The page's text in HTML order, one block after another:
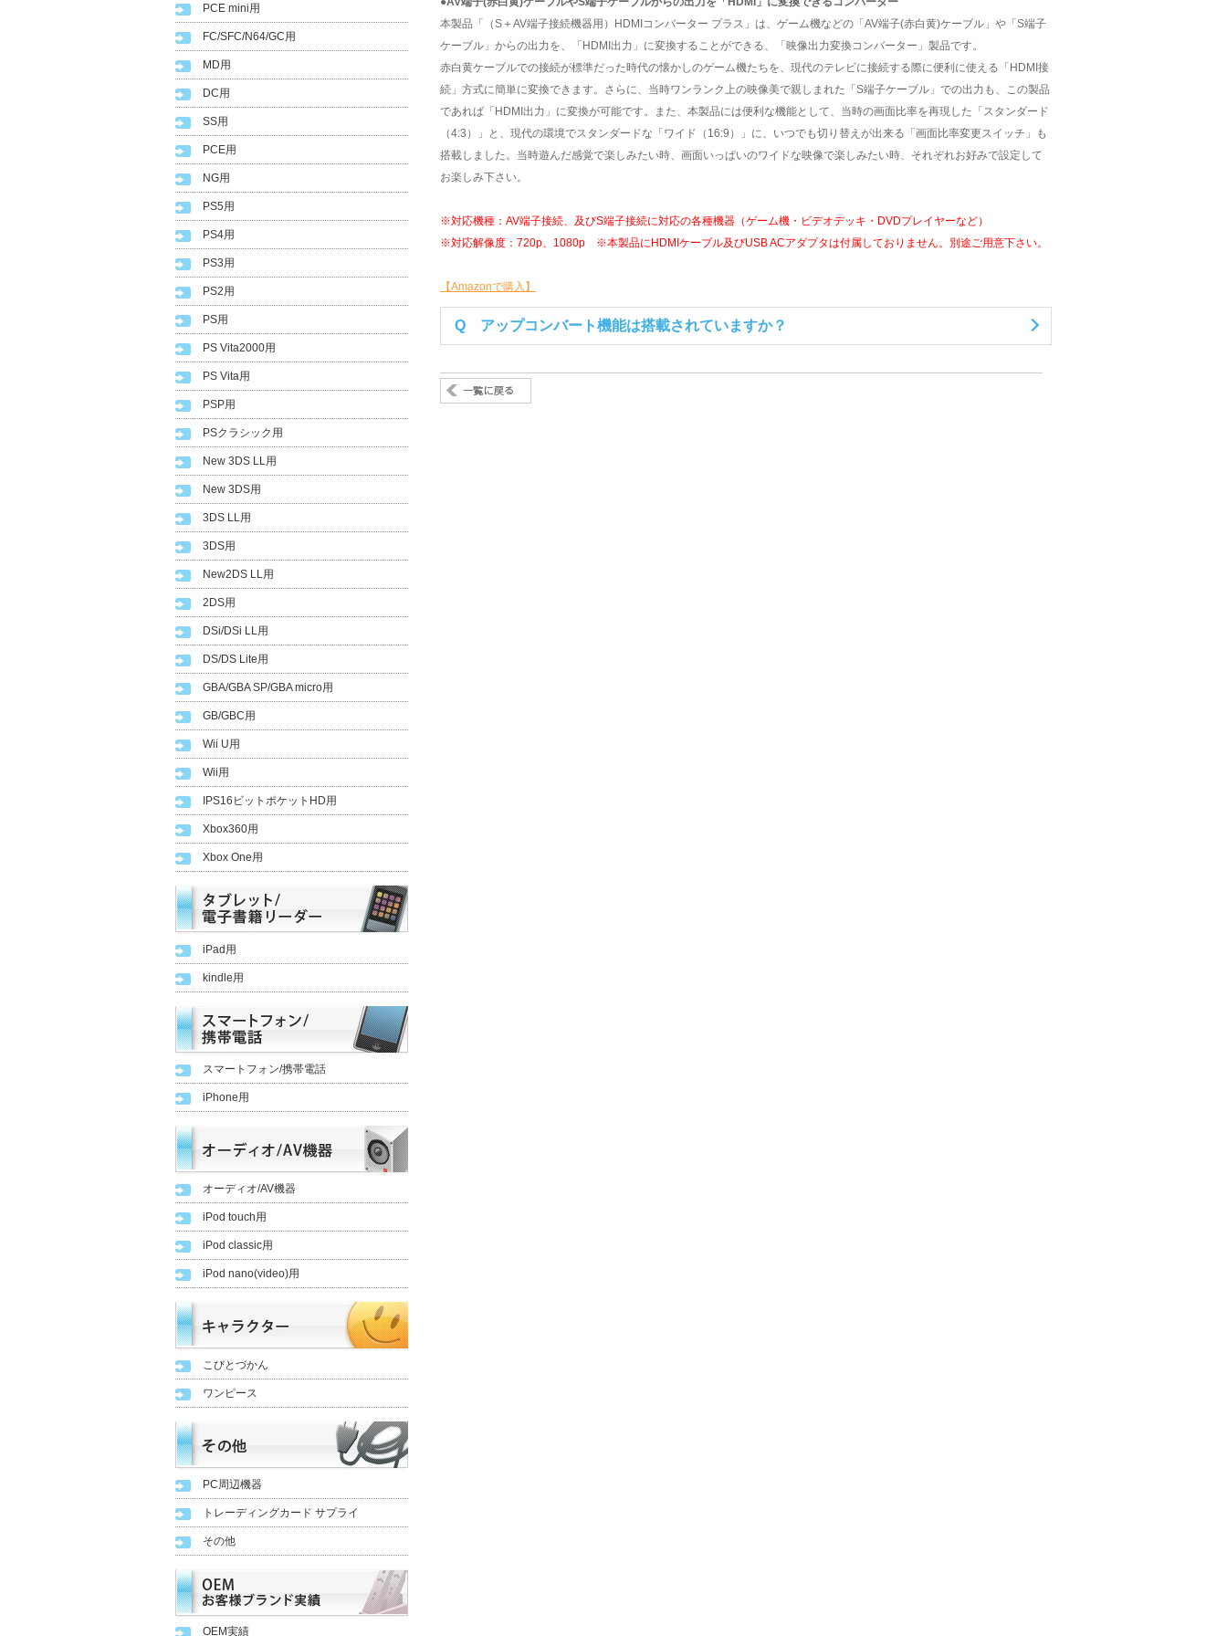
PCE mini用
FC/SFC/N64/GC用
MD用
DC用
SS用
PCE用
NG用
PS5用
PS4用
PS3用
PS2用
PS用
PS Vita2000用
PS Vita用
PSP用
PSクラシック用
New 3DS LL用
New 3DS用
3DS LL用
3DS用
New2DS LL用
2DS用
DSi/DSi LL用
DS/DS Lite用
GBA/GBA SP/GBA micro用
GB/GBC用
Wii U用
Wii用
IPS16ビットポケットHD用
Xbox360用
Xbox One用
iPad用
kindle用
スマートフォン/携帯電話
iPhone用
オーディオ/AV機器
iPod touch用
iPod classic用
iPod nano(video)用
こびとづかん
ワンピース
PC周辺機器
トレーディングカード サプライ
その他
OEM実績
本製品「（S＋AV端子接続機器用）HDMIコンバーター プラス」は、ゲーム機などの「AV端子(赤白黄)ケーブル」や「S端子
ケーブル」からの出力を、「HDMI出力」に変換することができる、「映像出力変換コンバーター」製品です。
赤白黄ケーブルでの接続が標準だった時代の懐かしのゲーム機たちを、現代のテレビに接続する際に便利に使える「HDMI接
続」方式に簡単に変換できます。さらに、当時ワンランク上の映像美で親しまれた「S端子ケーブル」での出力も、この製品
であれば「HDMI出力」に変換が可能です。また、本製品には便利な機能として、当時の画面比率を再現した「スタンダード
（4:3）」と、現代の環境でスタンダードな「ワイド（16:9）」に、いつでも切り替えが出来る「画面比率変更スイッチ」も
搭載しました。当時遊んだ感覚で楽しみたい時、画面いっぱいのワイドな映像で楽しみたい時、それぞれお好みで設定して
お楽しみ下さい。
※対応機種：AV端子接続、及びS端子接続に対応の各種機器（ゲーム機・ビデオデッキ・DVDプレイヤーなど）
※対応解像度：720p、1080p ※本製品にHDMIケーブル及びUSB ACアダプタは付属しておりません。別途ご用意下さい。
【Amazonで購入】
Q アップコンバート機能は搭載されていますか？